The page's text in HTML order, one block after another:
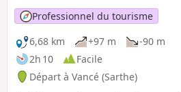
Professionnel du tourisme
6,68 km
+97 m
-90 m
2h 10
Facile
Départ à Vancé (Sarthe)